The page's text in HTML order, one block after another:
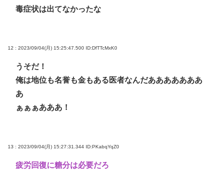
毒症状は出てなかったな
12 : 2023/09/04(月) 15:25:47.500 ID:DfTTcMxK0
うそだ！
俺は地位も名誉も金もある医者なんだあああああああ
あ
ぁぁぁあああ！
13 : 2023/09/04(月) 15:27:31.344 ID:PKabqYqZ0
疲労回復に糖分は必要だろ